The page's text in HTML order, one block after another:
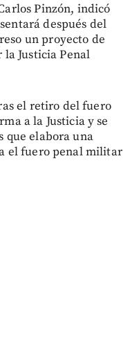
Pinzón, indicó
después del
un proyecto de
Justicia Penal
el retiro del fuero
a la Justicia y se
que elabora una
el fuero penal militar